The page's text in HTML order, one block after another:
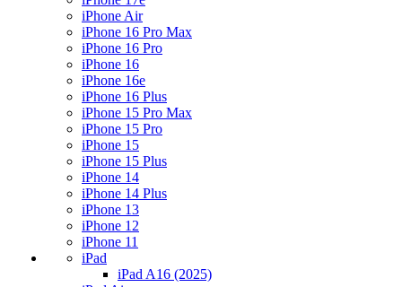
iPhone Air
iPhone 16 Pro Max
iPhone 16 Pro
iPhone 16
iPhone 16e
iPhone 16 Plus
iPhone 15 Pro Max
iPhone 15 Pro
iPhone 15
iPhone 15 Plus
iPhone 14
iPhone 14 Plus
iPhone 13
iPhone 12
iPhone 11
iPad
iPad A16 (2025)